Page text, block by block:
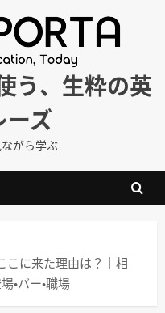
う、生粋の英
ーズ
がら学ぶ
に来た理由は？｜相
・バー・職場